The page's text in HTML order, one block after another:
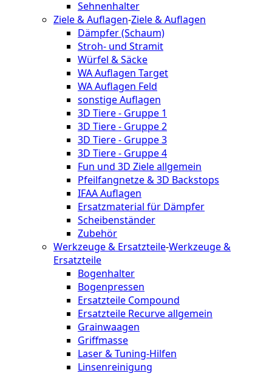
Sehnenhalter
Ziele & Auflagen-Ziele & Auflagen
Dämpfer (Schaum)
Stroh- und Stramit
Würfel & Säcke
WA Auflagen Target
WA Auflagen Feld
sonstige Auflagen
3D Tiere - Gruppe 1
3D Tiere - Gruppe 2
3D Tiere - Gruppe 3
3D Tiere - Gruppe 4
Fun und 3D Ziele allgemein
Pfeilfangnetze & 3D Backstops
IFAA Auflagen
Ersatzmaterial für Dämpfer
Scheibenständer
Zubehör
Werkzeuge & Ersatzteile-Werkzeuge &
Ersatzteile
Bogenhalter
Bogenpressen
Ersatzteile Compound
Ersatzteile Recurve allgemein
Grainwaagen
Griffmasse
Laser & Tuning-Hilfen
Linsenreinigung